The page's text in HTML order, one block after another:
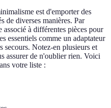
est d'emporter des
de diverses manières. Par
à différentes pièces pour
essentiels comme un adaptateur
secours. Notez-en plusieurs et
assurer de n'oublier rien. Voici
votre liste :